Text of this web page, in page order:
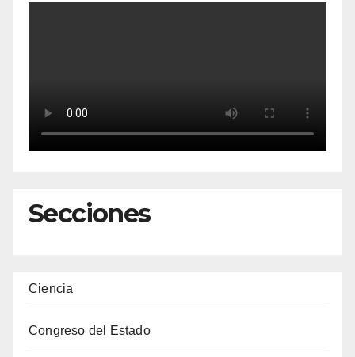
Secciones
Ciencia
Congreso del Estado